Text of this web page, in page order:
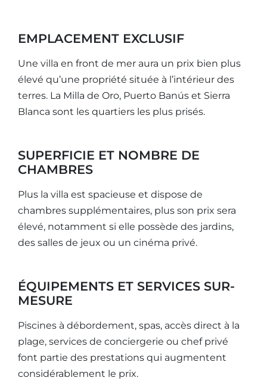
EMPLACEMENT EXCLUSIF
Une villa en front de mer aura un prix bien plus
élevé qu’une propriété située à l’intérieur des
terres. La Milla de Oro, Puerto Banús et Sierra
Blanca sont les quartiers les plus prisés.
SUPERFICIE ET NOMBRE DE
CHAMBRES
Plus la villa est spacieuse et dispose de
chambres supplémentaires, plus son prix sera
élevé, notamment si elle possède des jardins,
des salles de jeux ou un cinéma privé.
ÉQUIPEMENTS ET SERVICES SUR-
MESURE
Piscines à débordement, spas, accès direct à la
plage, services de conciergerie ou chef privé
font partie des prestations qui augmentent
considérablement le prix.